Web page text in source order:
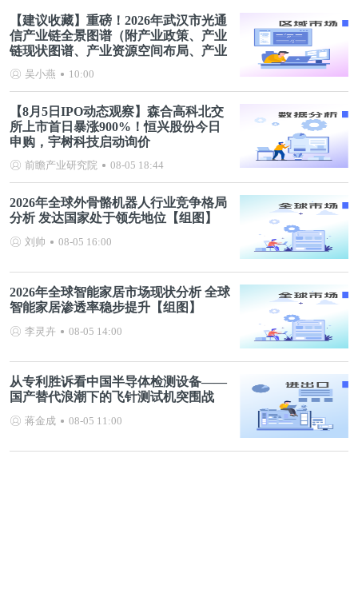
【建议收藏】重磅！2026年武汉市光通
信产业链全景图谱（附产业政策、产业
链现状图谱、产业资源空间布局、产业
链发展规划）
吴小燕 10:00
【8月5日IPO动态观察】森合高科北交
所上市首日暴涨900%！恒兴股份今日
申购，宇树科技启动询价
前瞻产业研究院 08-05 18:44
2026年全球外骨骼机器人行业竞争格局
分析 发达国家处于领先地位【组图】
刘帅 08-05 16:00
2026年全球智能家居市场现状分析 全球
智能家居渗透率稳步提升【组图】
李灵卉 08-05 14:00
从专利胜诉看中国半导体检测设备——
国产替代浪潮下的飞针测试机突围战
蒋金成 08-05 11:00